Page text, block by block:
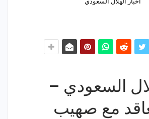
السعودي –
مع صهيب